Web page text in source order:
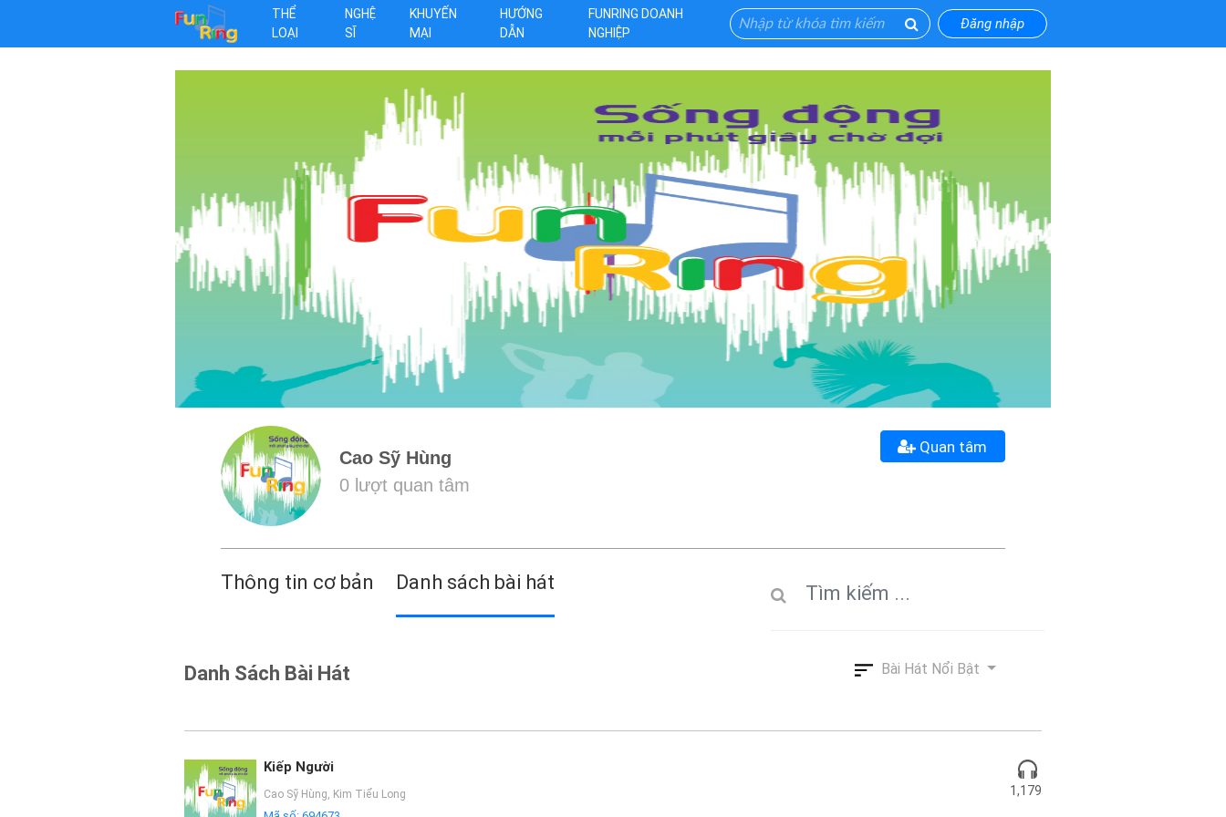
THỂ
LOẠI
NGHỆ
SĨ
KHUYẾN
MẠI
HƯỚNG
DẪN
FUNRING DOANH
NGHIỆP
Đăng nhập
Cao Sỹ Hùng
0 lượt quan tâm
Quan tâm
Thông tin cơ bản Danh sách bài hát
Danh Sách Bài Hát Bài Hát Nổi Bật
Kiếp Người
Cao Sỹ Hùng, Kim Tiểu Long 1,179